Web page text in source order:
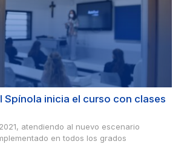
Spínola inicia el curso con clases
atendiendo al nuevo escenario
en todos los grados